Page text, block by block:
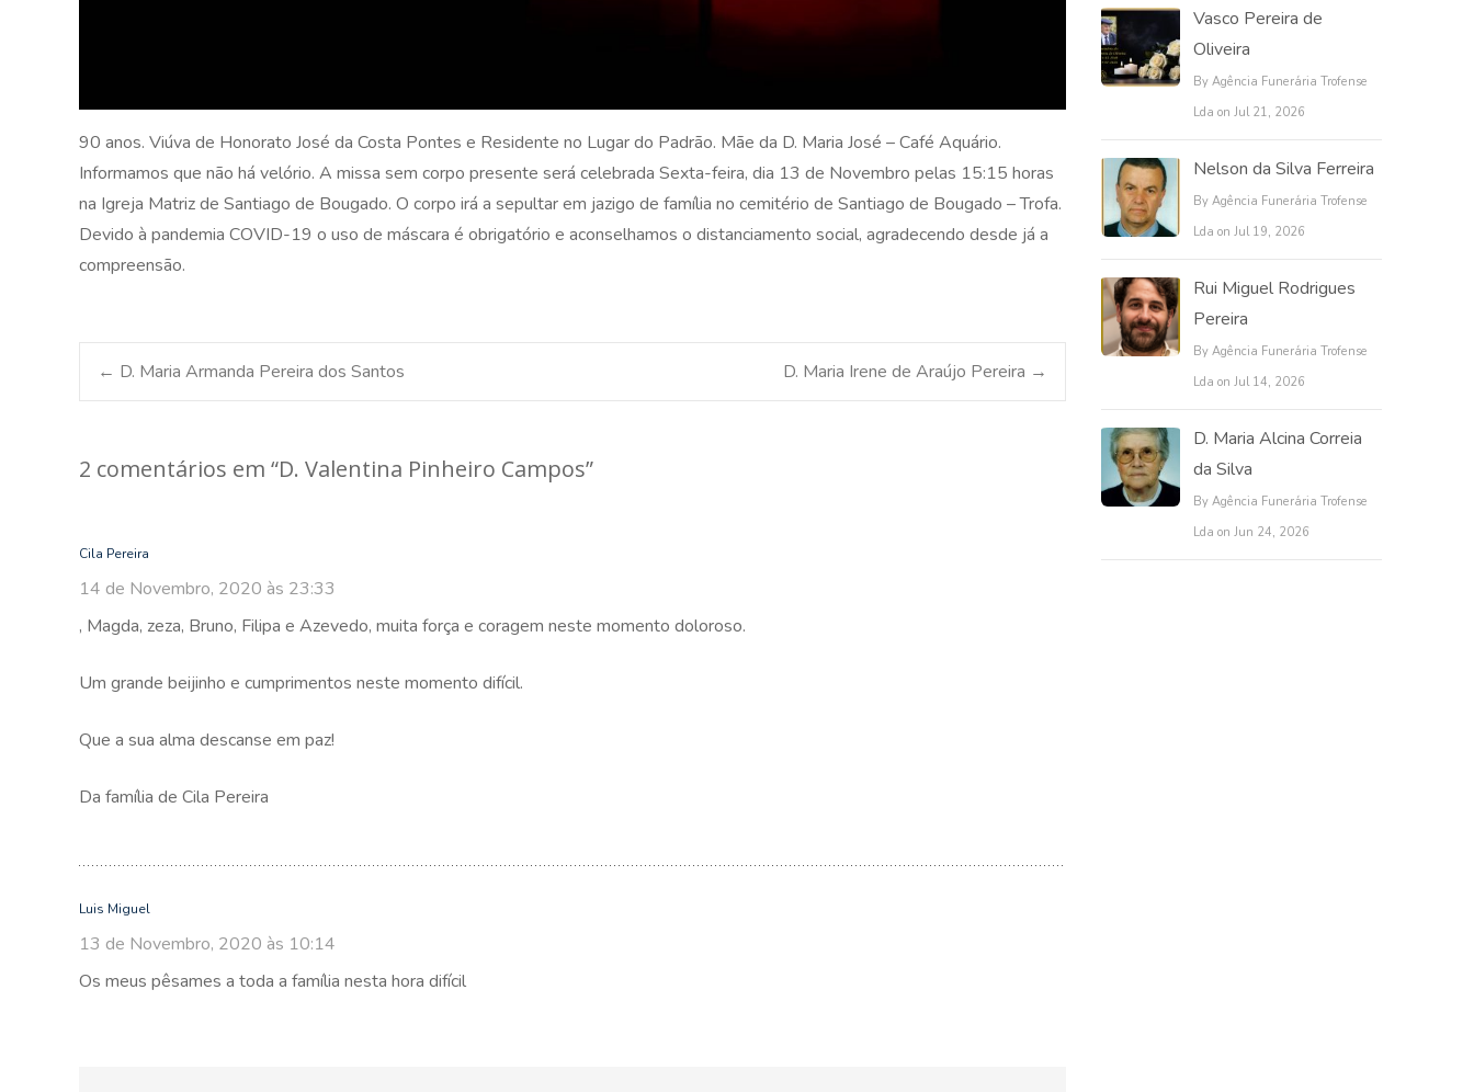
90 anos. Viúva de Honorato José da Costa Pontes e Residente no Lugar do Padrão. Mãe da D. Maria José – Café Aquário.
Informamos que não há velório. A missa sem corpo presente será celebrada Sexta-feira, dia 13 de Novembro pelas 15:15 horas
na Igreja Matriz de Santiago de Bougado. O corpo irá a sepultar em jazigo de família no cemitério de Santiago de Bougado – Trofa.
Devido à pandemia COVID-19 o uso de máscara é obrigatório e aconselhamos o distanciamento social, agradecendo desde já a
compreensão.
Post
navigation
← D. Maria Armanda Pereira dos Santos D. Maria Irene de Araújo Pereira →
2 comentários em “D. Valentina Pinheiro Campos”
Cila Pereira
14 de Novembro, 2020 às 23:33
, Magda, zeza, Bruno, Filipa e Azevedo, muita força e coragem neste momento doloroso.
Um grande beijinho e cumprimentos neste momento difícil.
Que a sua alma descanse em paz!
Da família de Cila Pereira
Luis Miguel
13 de Novembro, 2020 às 10:14
Os meus pêsames a toda a família nesta hora difícil
Vasco Pereira de
Oliveira
By Agência Funerária Trofense
Lda on Jul 21, 2026
Nelson da Silva Ferreira
By Agência Funerária Trofense
Lda on Jul 19, 2026
Rui Miguel Rodrigues
Pereira
By Agência Funerária Trofense
Lda on Jul 14, 2026
D. Maria Alcina Correia
da Silva
By Agência Funerária Trofense
Lda on Jun 24, 2026